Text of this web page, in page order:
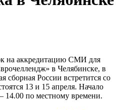
на аккредитацию СМИ для
в Челябинске, в
сборная России встретится со
13 и 15 апреля. Начало
14.00 по местному времени.